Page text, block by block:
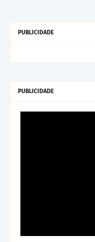
PUBLICIDADE
PUBLICIDADE